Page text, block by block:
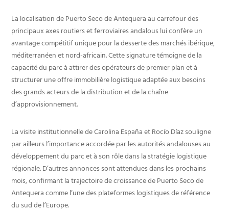
La localisation de Puerto Seco de Antequera au carrefour des
principaux axes routiers et ferroviaires andalous lui confère un
avantage compétitif unique pour la desserte des marchés ibérique,
méditerranéen et nord-africain. Cette signature témoigne de la
capacité du parc à attirer des opérateurs de premier plan et à
structurer une offre immobilière logistique adaptée aux besoins
des grands acteurs de la distribution et de la chaîne
d’approvisionnement.
La visite institutionnelle de Carolina España et Rocío Díaz souligne
par ailleurs l’importance accordée par les autorités andalouses au
développement du parc et à son rôle dans la stratégie logistique
régionale. D’autres annonces sont attendues dans les prochains
mois, confirmant la trajectoire de croissance de Puerto Seco de
Antequera comme l’une des plateformes logistiques de référence
du sud de l’Europe.